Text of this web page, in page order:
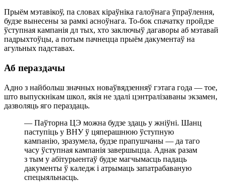
Прыём мэтавікоў, па словах кіраўніка галоўнага ўпраўлення,
будзе вынесены за рамкі асноўнага. То-бок спачатку пройдзе
ўступная кампанія дл тых, хто заключыў дагаворы аб мэтавай
падрыхтоўцы, а потым пачнецца прыём дакументаў на
агульных падставах.
Аб пераздачы
Адно з найбольш значных новаўвядзенняў гэтага года — тое,
што выпускнікам школ, якія не здалі цэнтралізаваны экзамен,
дазволяць яго пераздаць.
— Паўторна ЦЭ можна будзе здаць у жніўні. Шанц
паступіць у ВНУ ў цяперашнюю ўступную
кампанію, зразумела, будзе прапушчаны — да таго
часу ўступная кампанія завершыцца. Аднак разам
з тым у абітурыентаў будзе магчымасць падаць
дакументы ў каледж і атрымаць запатрабаваную
спецыяльнасць.